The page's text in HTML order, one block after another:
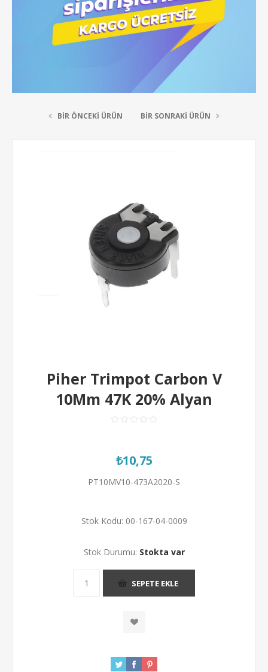
BIR ÖNCEKI ÜRÜN BIR SONRAKI ÜRÜN
Piher Trimpot Carbon V
10Mm 47K 20% Alyan
₺10,75
PT10MV10-473A2020-S
Stok Kodu: 00-167-04-0009
Stok Durumu: Stokta var
SEPETE EKLE